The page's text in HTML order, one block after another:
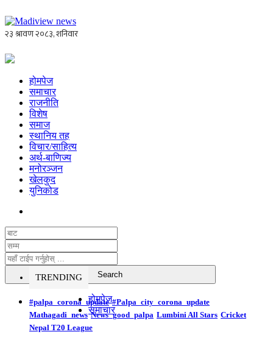
होमपेज
समाचार
राजनीति
विशेष
समाज
स्थानिय तह
विचार/साहित्य
अर्थ-बाणिज्य
मनोरञ्जन
खेलकुद
युनिकोड
TRENDING
#palpa_corona_update #Palpa_city_corona_update
Mathagadi_news News_good_palpa Lumbini All Stars Cricket
Nepal T20 League
होमपेज
समाचार